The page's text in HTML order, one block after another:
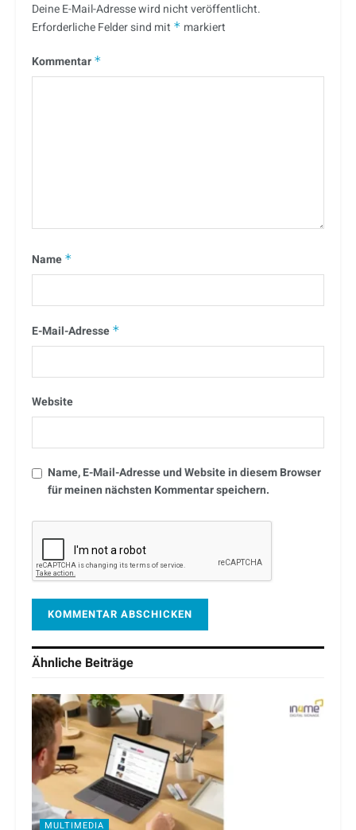
Deine E-Mail-Adresse wird nicht veröffentlicht.
Erforderliche Felder sind mit * markiert
Kommentar *
Name *
E-Mail-Adresse *
Website
Name, E-Mail-Adresse und Website in diesem Browser
für meinen nächsten Kommentar speichern.
Ähnliche Beiträge
MULTIMEDIA